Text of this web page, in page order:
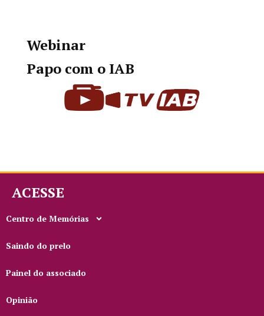
Webinar
Papo com o IAB
ACESSE
Centro de Memórias
Saindo do prelo
Painel do associado
Opinião